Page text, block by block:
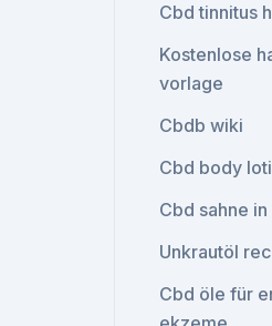
Cbd tinnitus
Kostenlose
vorlage
Cbdb wiki
Cbd body
Cbd sahne
Unkrautöl
Cbd öle für